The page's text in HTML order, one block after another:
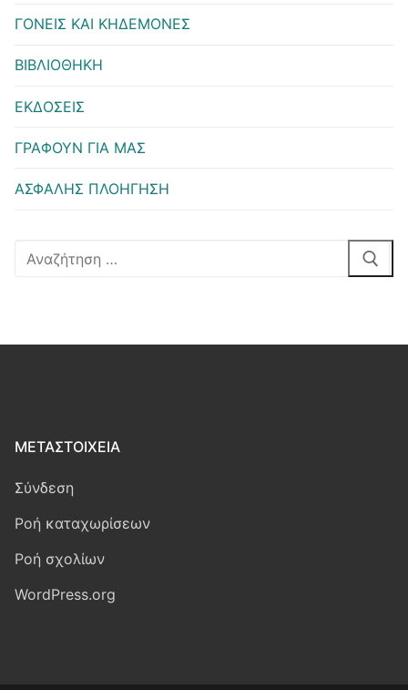
ΓΟΝΕΙΣ ΚΑΙ ΚΗΔΕΜΟΝΕΣ
ΒΙΒΛΙΟΘΗΚΗ
ΕΚΔΟΣΕΙΣ
ΓΡΑΦΟΥΝ ΓΙΑ ΜΑΣ
ΑΣΦΑΛΗΣ ΠΛΟΗΓΗΣΗ
Αναζήτηση
ΜΕΤΑΣΤΟΙΧΕΊΑ
Σύνδεση
Ροή καταχωρίσεων
Ροή σχολίων
WordPress.org